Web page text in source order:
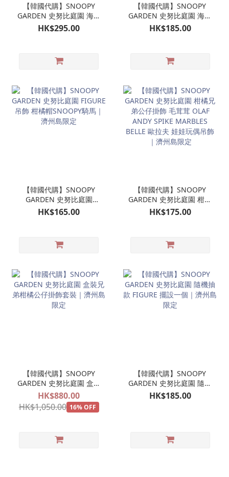
【韓國代購】SNOOPY
GARDEN 史努比庭園 海女
潛水 SNOOPY公仔 娃娃玩
偶｜濟州島限定
HK$295.00
【韓國代購】SNOOPY
GARDEN 史努比庭園 海女
SNOOPY 珠珠手機掛鏈｜
濟州島限定
HK$185.00
【韓國代購】SNOOPY
GARDEN 史努比庭園
FIGURE吊飾 柑橘帽
SNOOPY騎馬｜濟州島限
HK$165.00
【韓國代購】SNOOPY
GARDEN 史努比庭園 柑橘
兄弟公仔掛飾 毛茸茸
OLAF ANDY SPIKE
定
HK$175.00
【韓國代購】SNOOPY
GARDEN 史努比庭園 盒裝
兄弟柑橘公仔掛飾套裝｜
濟州島限定
HK$880.00
HK$1,050.00 16% OFF
【韓國代購】SNOOPY
GARDEN 史努比庭園 隨機
抽款 FIGURE 擺設一個｜
HK$185.00